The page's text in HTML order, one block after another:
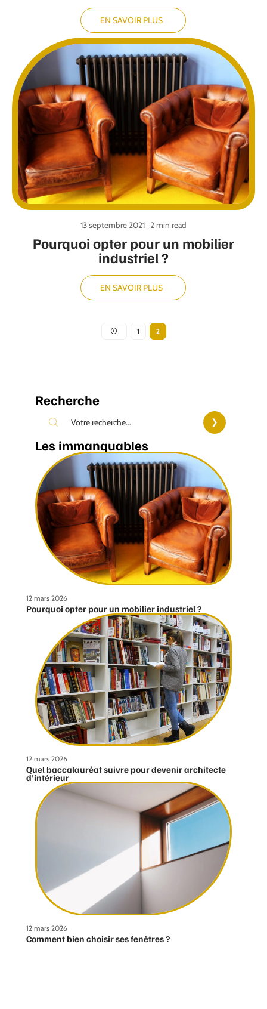
EN SAVOIR PLUS
Pourquoi opter pour un mobilier
industriel ?
13 septembre 2021 2 min read
EN SAVOIR PLUS
1 2
Recherche
Les immanquables
12 mars 2026
Pourquoi opter pour un mobilier industriel ?
12 mars 2026
Quel baccalauréat suivre pour devenir architecte
d’intérieur
12 mars 2026
Comment bien choisir ses fenêtres ?